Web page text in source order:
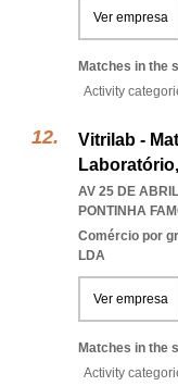
Ver empresa
Matches in the
Activity
Vitrilab -
AV 25 DE
PONTINHA
Comércio por
LDA
Ver empresa
Matches in the
Activity